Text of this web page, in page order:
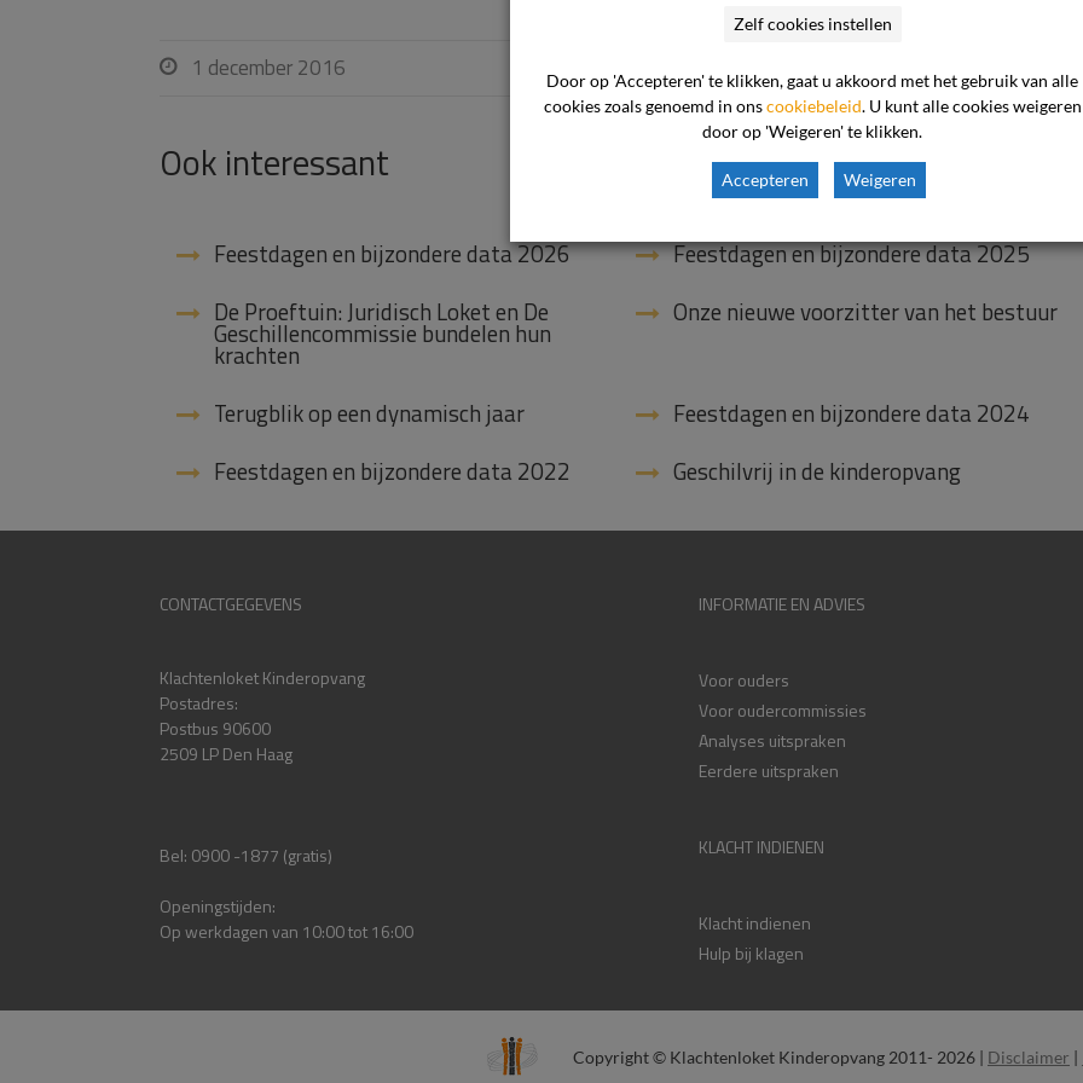
 1 december 2016
Ook interessant
Feestdagen en bijzondere data 2026
Feestdagen en bijzondere data 2025
De Proeftuin: Juridisch Loket en De
Geschillencommissie bundelen hun
krachten
Onze nieuwe voorzitter van het bestuur
Terugblik op een dynamisch jaar
Feestdagen en bijzondere data 2024
Feestdagen en bijzondere data 2022
Geschilvrij in de kinderopvang
CONTACTGEGEVENS
Klachtenloket Kinderopvang
Postadres:
Postbus 90600
2509 LP Den Haag
Bel: 0900 -1877 (gratis)
Openingstijden:
Op werkdagen van 10:00 tot 16:00
INFORMATIE EN ADVIES
Voor ouders
Voor oudercommissies
Analyses uitspraken
Eerdere uitspraken
KLACHT INDIENEN
Klacht indienen
Hulp bij klagen
Copyright © Klachtenloket Kinderopvang 2011- 2026 | Disclaimer |
Zelf cookies instellen
Door op 'Accepteren' te klikken, gaat u akkoord met het gebruik van alle
cookies zoals genoemd in onscookiebeleid. U kunt alle cookies weigeren
door op 'Weigeren' te klikken.
Accepteren Weigeren